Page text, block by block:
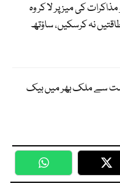
کی میز پر لا کر وہ
طاقتیں نہ کرسکیں، ساؤتھ
اسلامی کا 16 اگست سے ملک بھر میں بیک
WhatsApp